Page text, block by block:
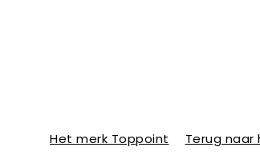
Het merk Toppoint Terug